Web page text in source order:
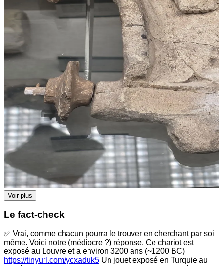
Voir plus
Le fact-check
✅ Vrai, comme chacun pourra le trouver en cherchant par soi
même. Voici notre (médiocre ?) réponse. Ce chariot est
exposé au Louvre et a environ 3200 ans (~1200 BC)
https://tinyurl.com/ycxaduk5 Un jouet exposé en Turquie au